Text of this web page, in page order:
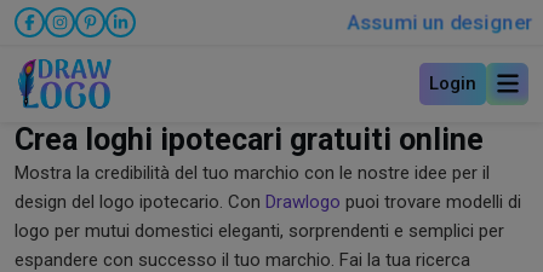
Assumi un designer
Login
Crea loghi ipotecari gratuiti online
Mostra la credibilità del tuo marchio con le nostre idee per il
design del logo ipotecario. Con Drawlogo puoi trovare modelli di
logo per mutui domestici eleganti, sorprendenti e semplici per
espandere con successo il tuo marchio. Fai la tua ricerca